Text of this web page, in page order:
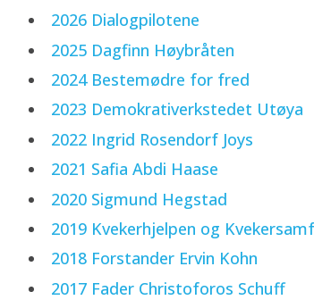
2026 Dialogpilotene
2025 Dagfinn Høybråten
2024 Bestemødre for fred
2023 Demokrativerkstedet Utøya
2022 Ingrid Rosendorf Joys
2021 Safia Abdi Haase
2020 Sigmund Hegstad
2019 Kvekerhjelpen og
2018 Forstander Ervin Kohn
2017 Fader Christoforos Schuff